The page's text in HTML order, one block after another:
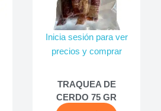
Inicia sesión para ver
precios y comprar
TRAQUEA DE
CERDO 75 GR